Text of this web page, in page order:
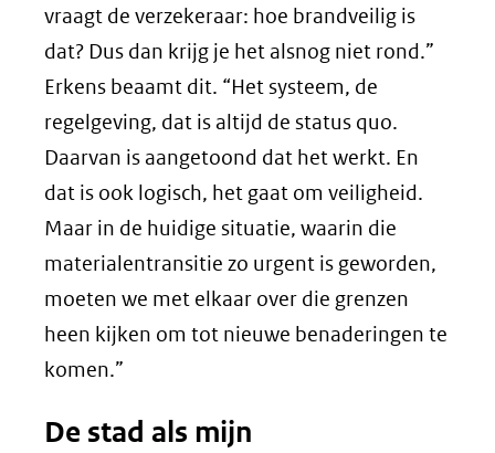
vraagt de verzekeraar: hoe brandveilig is
dat? Dus dan krijg je het alsnog niet rond.”
Erkens beaamt dit. “Het systeem, de
regelgeving, dat is altijd de status quo.
Daarvan is aangetoond dat het werkt. En
dat is ook logisch, het gaat om veiligheid.
Maar in de huidige situatie, waarin die
materialentransitie zo urgent is geworden,
moeten we met elkaar over die grenzen
heen kijken om tot nieuwe benaderingen te
komen.”
De stad als mijn